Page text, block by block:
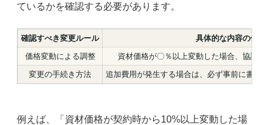
ているかを確認する必要があります。
確認すべき変更ルール
具体的な内容の例
価格変動による調整
資材価格が〇％以上変動した場合、協議の
変更の手続き方法
追加費用が発生する場合は、必ず事前に書面
例えば、「資材価格が契約時から10%以上変動した場